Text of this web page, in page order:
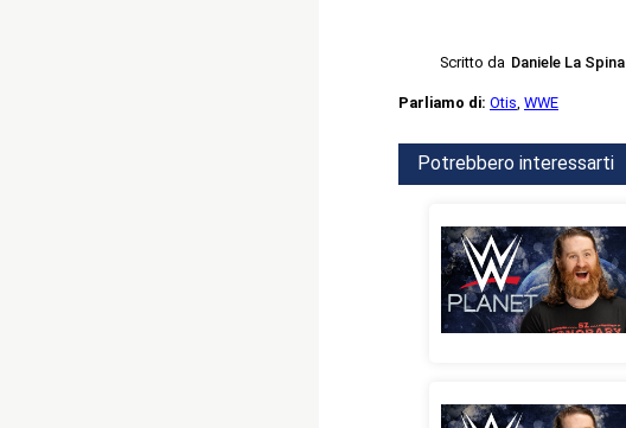
Scritto da Daniele La Spina
Parliamo di: Otis WWE
Potrebbero interessarti